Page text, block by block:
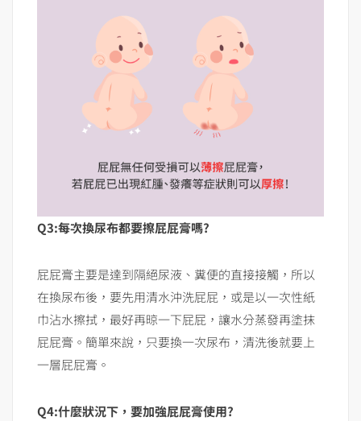
Q3:每次換尿布都要擦屁屁膏嗎?
屁屁膏主要是達到隔絕尿液、糞便的直接接觸，所以
在換尿布後，要先用清水沖洗屁屁，或是以一次性紙
巾沾水擦拭，最好再晾一下屁屁，讓水分蒸發再塗抹
屁屁膏。簡單來說，只要換一次尿布，清洗後就要上
一層屁屁膏。
Q4:什麼狀況下，要加強屁屁膏使用?